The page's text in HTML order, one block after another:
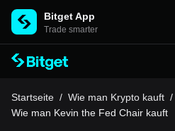
Bitget App
Trade smarter
Startseite / Wie man Krypto kauft /
Wie man Kevin the Fed Chair kauft